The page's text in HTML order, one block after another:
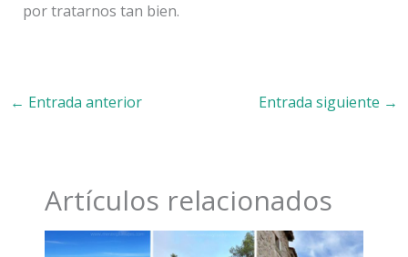
por tratarnos tan bien.
← Entrada anterior Entrada siguiente →
Artículos relacionados